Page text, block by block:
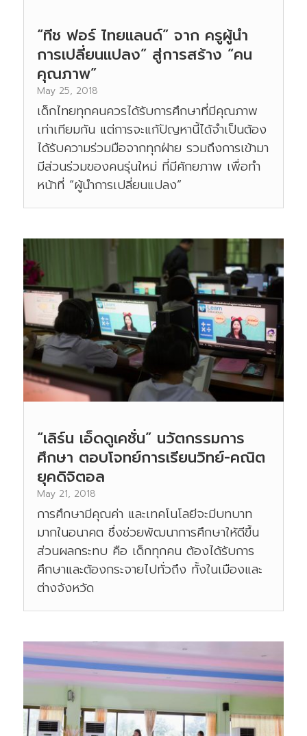
“ทีช ฟอร์ ไทยแลนด์” จาก ครูผู้นำ
การเปลี่ยนแปลง” สู่การสร้าง “คน
คุณภาพ”
May 25, 2018
เด็กไทยทุกคนควรได้รับการศึกษาที่มีคุณภาพ
เท่าเทียมกัน แต่การจะแก้ปัญหานี้ได้จำเป็นต้อง
ได้รับความร่วมมือจากทุกฝ่าย รวมถึงการเข้ามา
มีส่วนร่วมของคนรุ่นใหม่ ที่มีศักยภาพ เพื่อทำ
หน้าที่ “ผู้นำการเปลี่ยนแปลง”
“เลิร์น เอ็ดดูเคชั่น” นวัตกรรมการ
ศึกษา ตอบโจทย์การเรียนวิทย์-คณิต
ยุคดิจิตอล
May 21, 2018
การศึกษามีคุณค่า และเทคโนโลยีจะมีบทบาท
มากในอนาคต ซึ่งช่วยพัฒนาการศึกษาให้ดีขึ้น
ส่วนผลกระทบ คือ เด็กทุกคน ต้องได้รับการ
ศึกษาและต้องกระจายไปทั่วถึง ทั้งในเมืองและ
ต่างจังหวัด